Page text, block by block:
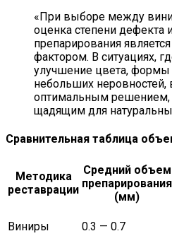
«При выборе между
оценка степени дефекта
препарирования
фактором. В ситуациях,
улучшение цвета,
небольших неровностей,
оптимальным решением,
щадящим для
Сравнительная таблица
Методика
реставрации
Средний объем
препарирования
(мм)
Виниры 0.3 — 0.7